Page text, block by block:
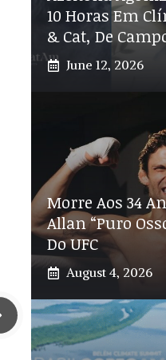
10 Horas Em
& Cat, De
June 12, 2026
Morre Aos 34
Allan “Puro
Do UFC
August 4, 2026